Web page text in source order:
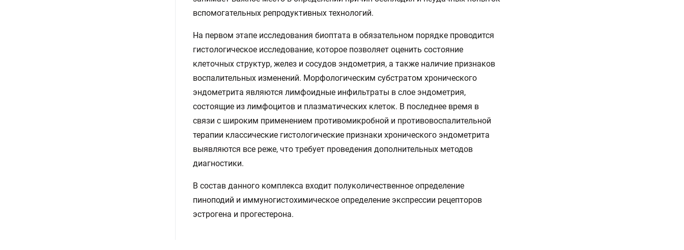
вспомогательных репродуктивных технологий.
На первом этапе исследования биоптата в обязательном порядке проводится
гистологическое исследование, которое позволяет оценить состояние
клеточных структур, желез и сосудов эндометрия, а также наличие признаков
воспалительных изменений. Морфологическим субстратом хронического
эндометрита являются лимфоидные инфильтраты в слое эндометрия,
состоящие из лимфоцитов и плазматических клеток. В последнее время в
связи с широким применением противомикробной и противовоспалительной
терапии классические гистологические признаки хронического эндометрита
выявляются все реже, что требует проведения дополнительных методов
диагностики.
В состав данного комплекса входит полуколичественное определение
пиноподий и иммуногистохимическое определение экспрессии рецепторов
эстрогена и прогестерона.